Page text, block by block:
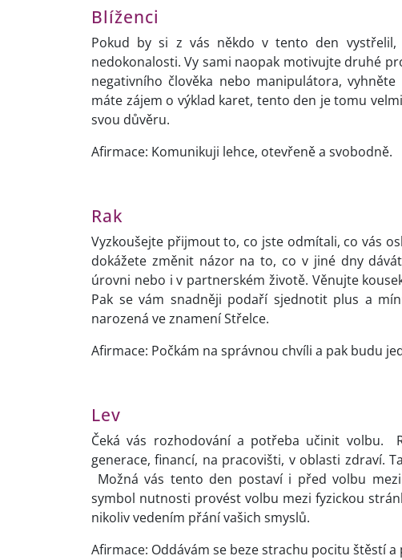
Blíženci
Pokud by si z vás někdo v tento den
nedokonalosti. Vy sami naopak motivujte druhé
negativního člověka nebo manipulátora,
máte zájem o výklad karet, tento den je tomu
svou důvěru.
Afirmace: Komunikuji lehce, otevřeně a svobodně.
Rak
Vyzkoušejte přijmout to, co jste odmítali, co vás
dokážete změnit názor na to, co v jiné dny
úrovni nebo i v partnerském životě. Věnujte
Pak se vám snadněji podaří sjednotit plus a
narozená ve znamení Střelce.
Afirmace: Počkám na správnou chvíli a pak budu
Lev
Čeká vás rozhodování a potřeba učinit volbu.
generace, financí, na pracovišti, v oblasti zdraví.
Možná vás tento den postaví i před volbu
symbol nutnosti provést volbu mezi fyzickou
nikoliv vedením přání vašich smyslů.
Afirmace: Oddávám se beze strachu pocitu štěstí a